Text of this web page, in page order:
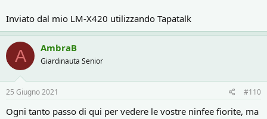
Inviato dal mio LM-X420 utilizzando Tapatalk
A AmbraB
Giardinauta Senior
25 Giugno 2021 #110
Ogni tanto passo di qui per vedere le vostre ninfee fiorite, ma